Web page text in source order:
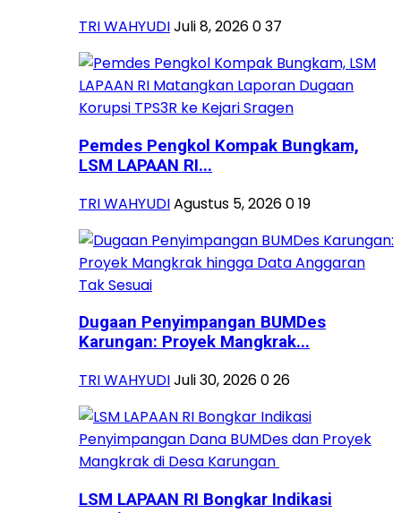
TRI WAHYUDIJuli 8, 2026037
Pemdes Pengkol Kompak Bungkam,
LSM LAPAAN RI...
TRI WAHYUDIAgustus 5, 2026019
Dugaan Penyimpangan BUMDes
Karungan: Proyek Mangkrak...
TRI WAHYUDIJuli 30, 2026026
LSM LAPAAN RI Bongkar Indikasi